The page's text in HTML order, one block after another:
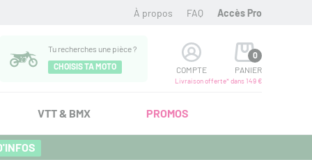
À propos FAQ Accès Pro
Tu recherches une pièce ?
CHOISIS TA MOTO
COMPTE
0
PANIER
Livraison offerte* dans 149 €
VTT & BMX PROMOS